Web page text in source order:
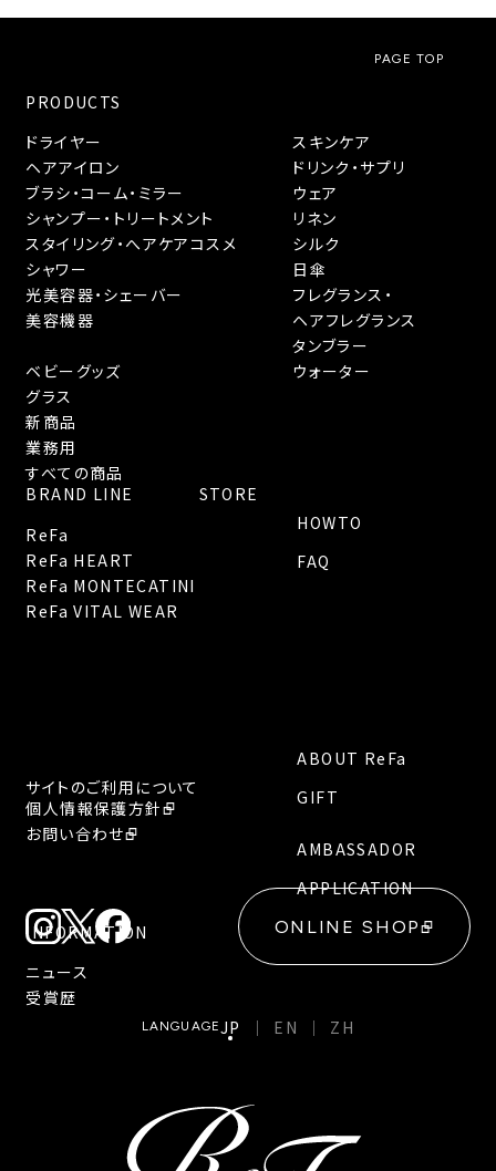
PAGE TOP
PRODUCTS
ドライヤー
ヘアアイロン
ブラシ・コーム・ミラー
シャンプー・トリートメント
スタイリング・へアケアコスメ
シャワー
光美容器・シェーバー
美容機器
スキンケア
ドリンク・サプリ
ウェア
リネン
シルク
日傘
フレグランス・
ヘアフレグランス
タンブラー
ベビーグッズ
ウォーター
グラス
新商品
業務用
すべての商品
HOWTO
FAQ
BRAND LINE
ReFa
ReFa HEART
ReFa MONTECATINI
ReFa VITAL WEAR
STORE
INFORMATION
ニュース
受賞歴
ABOUT ReFa
GIFT
AMBASSADOR
APPLICATION
サイトのご利用について
個人情報保護方針
お問い合わせ
ONLINE SHOP
LANGUAGEJP EN ZH